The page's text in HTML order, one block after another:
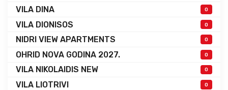
VILA DINA 0
VILA DIONISOS 0
NIDRI VIEW APARTMENTS 0
OHRID NOVA GODINA 2027. 0
VILA NIKOLAIDIS NEW 0
VILA LIOTRIVI 0